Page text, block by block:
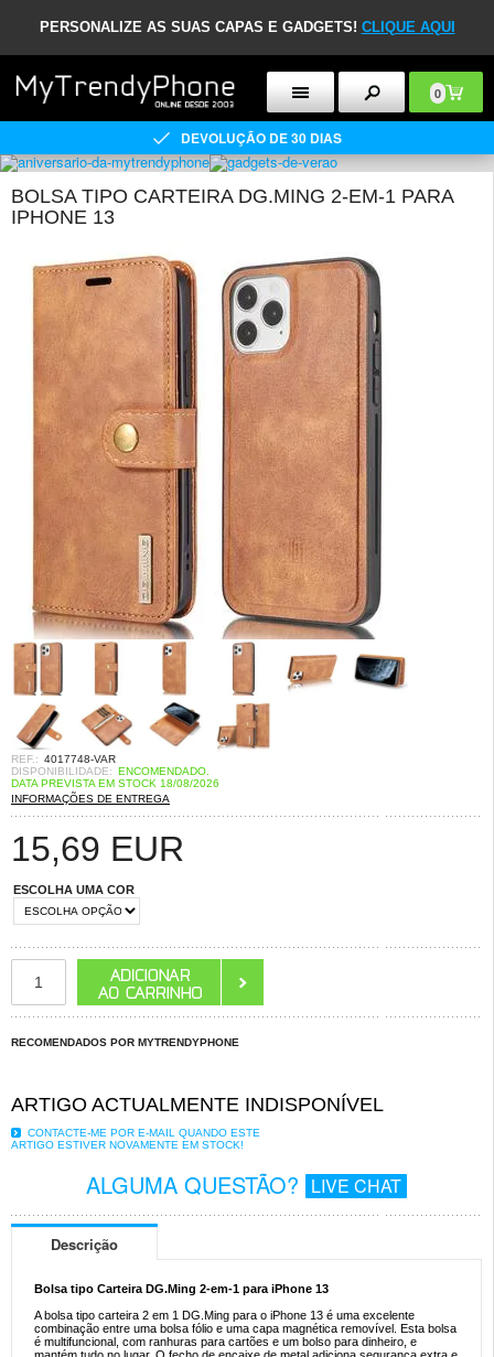
PERSONALIZE AS SUAS CAPAS E GADGETS! CLIQUE AQUI
0
DEVOLUÇÃO DE 30 DIAS
BOLSA TIPO CARTEIRA DG.MING 2-EM-1 PARA
IPHONE 13
REF.: 4017748-VAR
DISPONIBILIDADE: ENCOMENDADO.
DATA PREVISTA EM STOCK 18/08/2026
INFORMAÇÕES DE ENTREGA
15,69 EUR
ESCOLHA UMA COR
RECOMENDADOS POR MYTRENDYPHONE
ARTIGO ACTUALMENTE INDISPONÍVEL
CONTACTE-ME POR E-MAIL QUANDO ESTE
ARTIGO ESTIVER NOVAMENTE EM STOCK!
ALGUMA QUESTÃO? LIVE CHAT
Descrição
Bolsa tipo Carteira DG.Ming 2-em-1 para iPhone 13
A bolsa tipo carteira 2 em 1 DG.Ming para o iPhone 13 é uma excelente
combinação entre uma bolsa fólio e uma capa magnética removível. Esta bolsa
é multifuncional, com ranhuras para cartões e um bolso para dinheiro, e